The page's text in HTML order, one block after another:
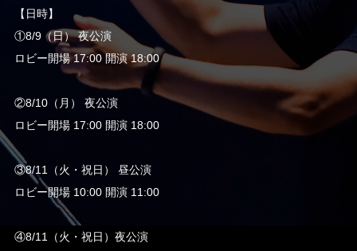
【日時】
①8/9（日） 夜公演
ロビー開場 17:00 開演 18:00
②8/10（月） 夜公演
ロビー開場 17:00 開演 18:00
③8/11（火・祝日） 昼公演
ロビー開場 10:00 開演 11:00
④8/11（火・祝日）夜公演